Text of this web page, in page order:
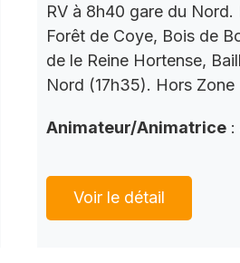
RV à 8h40 gare du
Forêt de Coye, Bois de
de le Reine Hortense,
Nord (17h35). Hors Zone
Animateur/Animatrice :
Voir le détail